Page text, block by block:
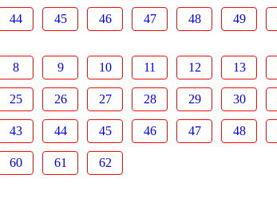
44 45 46 47 48 49
8 9 10 11 12 13
25 26 27 28 29 30
43 44 45 46 47 48
60 61 62